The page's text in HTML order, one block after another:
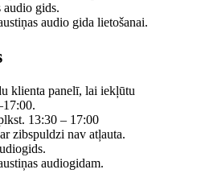
audio gids.
audio gida lietošanai.
klienta panelī, lai iekļūtu
13:30 – 17:00
zibspuldzi nav atļauta.
audiogidam.